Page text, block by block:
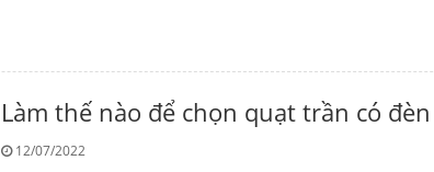
Làm thế nào để chọn quạt trần có
12/07/2022